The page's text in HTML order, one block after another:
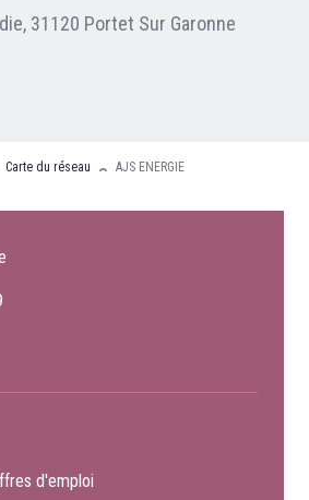
31120 Portet Sur Garonne
Carte du réseau AJS ENERGIE
d'emploi